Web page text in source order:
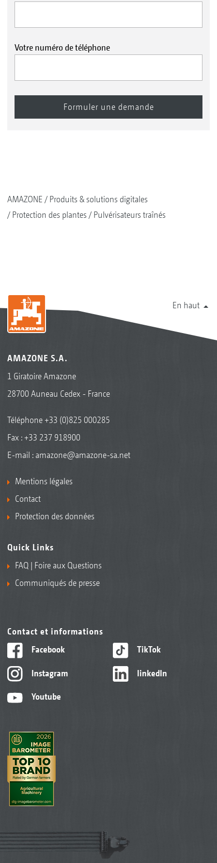
Votre numéro de téléphone
AMAZONE
Produits & solutions digitales
Protection des plantes
Pulvérisateurs traînés
En haut
AMAZONE S.A.
1 Giratoire Amazone
28700 Auneau Cedex - France
Téléphone+33 (0)825 000285
Fax : +33 237 918900
E-mail : amazone@amazone-sa.net
Mentions légales
Contact
Protection des données
Quick Links
FAQ | Foire aux Questions
Communiqués de presse
Contact et informations
Facebook
Instagram
Youtube
TikTok
linkedIn